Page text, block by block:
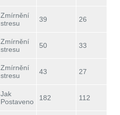
Zmírnění
stresu
39 26
Zmírnění
stresu
50 33
Zmírnění
stresu
43 27
Jak
Postaveno
182 112